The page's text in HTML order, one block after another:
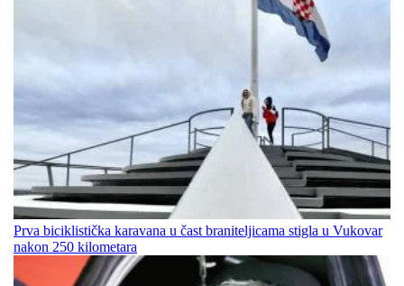
Prva biciklistička karavana u čast braniteljicama stigla u Vukovar
nakon 250 kilometara